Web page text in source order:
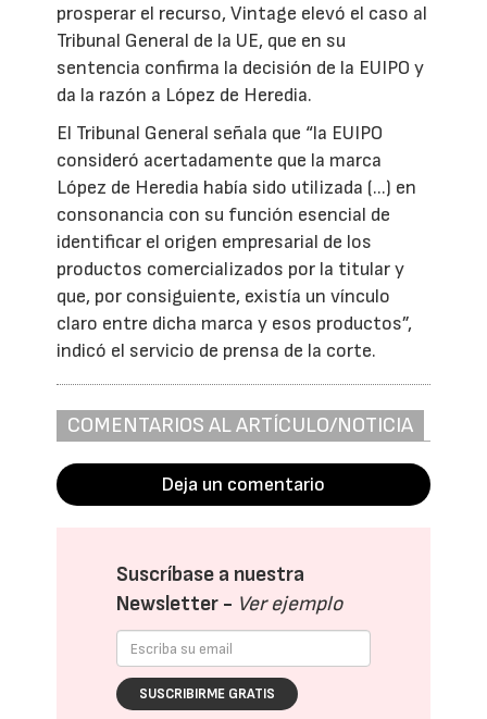
prosperar el recurso, Vintage elevó el caso al
Tribunal General de la UE, que en su
sentencia confirma la decisión de la EUIPO y
da la razón a López de Heredia.
El Tribunal General señala que “la EUIPO
consideró acertadamente que la marca
López de Heredia había sido utilizada (...) en
consonancia con su función esencial de
identificar el origen empresarial de los
productos comercializados por la titular y
que, por consiguiente, existía un vínculo
claro entre dicha marca y esos productos”,
indicó el servicio de prensa de la corte.
COMENTARIOS AL ARTÍCULO/NOTICIA
Deja un comentario
Suscríbase a nuestra
Newsletter - Ver ejemplo
SUSCRIBIRME GRATIS